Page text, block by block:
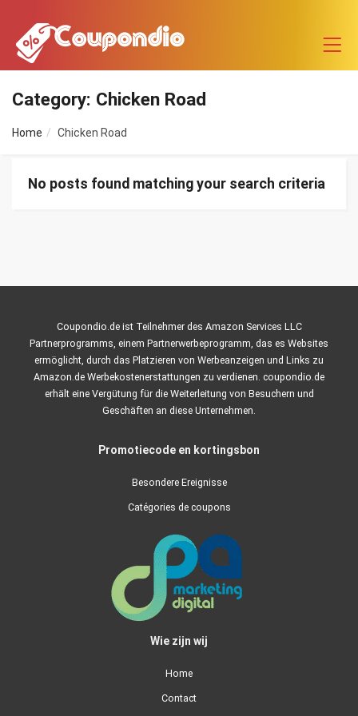
Category: Chicken Road
Home Chicken Road
No posts found matching your search criteria
Coupondio.de ist Teilnehmer des Amazon Services LLC
Partnerprogramms, einem Partnerwerbeprogramm, das es Websites
ermöglicht, durch das Platzieren von Werbeanzeigen und Links zu
Amazon.de Werbekostenerstattungen zu verdienen. coupondio.de
erhält eine Vergütung für die Weiterleitung von Besuchern und
Geschäften an diese Unternehmen.
Promotiecode en kortingsbon
Besondere Ereignisse
Catégories de coupons
Wie zijn wij
Home
Contact